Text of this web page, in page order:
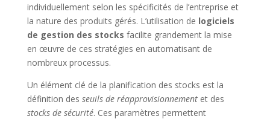
individuellement selon les spécificités de l’entreprise et
la nature des produits gérés. L’utilisation de logiciels
de gestion des stocks facilite grandement la mise
en œuvre de ces stratégies en automatisant de
nombreux processus.
Un élément clé de la planification des stocks est la
définition des seuils de réapprovisionnementet des
stocks de sécurité. Ces paramètres permettent